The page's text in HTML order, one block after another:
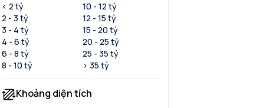
< 2 tỷ
2 - 3 tỷ
3 - 4 tỷ
4 - 6 tỷ
6 - 8 tỷ
8 - 10 tỷ
10 - 12 tỷ
12 - 15 tỷ
15 - 20 tỷ
20 - 25 tỷ
25 - 35 tỷ
> 35 tỷ
Khoảng diện tích